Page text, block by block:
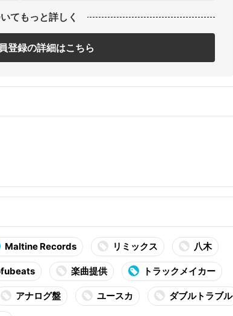
てもっと詳しく
登録の詳細はこちら
Maltine Records リミックス 八木
楽曲提供 トラックメイカー
アナログ盤 ユースカ ダブルトラブル